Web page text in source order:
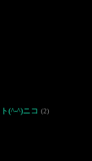
(^-^)ニコ (2)